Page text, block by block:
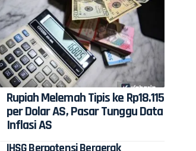
Rupiah Melemah Tipis ke Rp18.115
per Dolar AS, Pasar Tunggu Data
Inflasi AS